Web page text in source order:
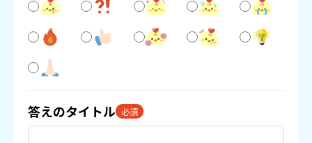
答えのタイトル 必須